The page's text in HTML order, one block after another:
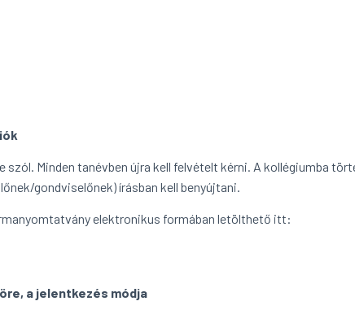
szól. Minden tanévben újra kell felvételt kérni. A kollégiumba
gondviselőnek) írásban kell benyújtani.
elektronikus formában letölthető itt:
a jelentkezés módja